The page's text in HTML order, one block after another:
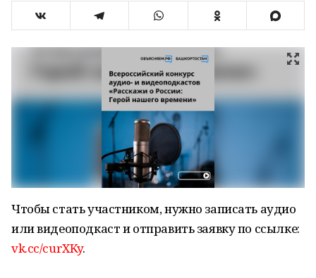
Чтобы стать участником, нужно записать аудио
или видеоподкаст и отправить заявку по ссылке:
vk.cc/curXKy.